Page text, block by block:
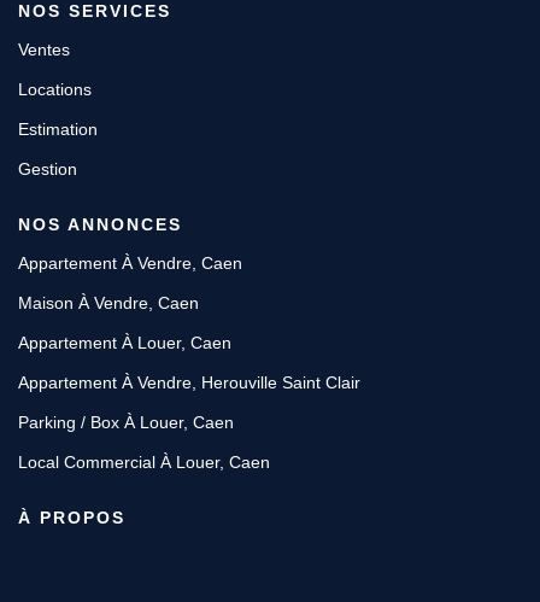
NOS SERVICES
Ventes
Locations
Estimation
Gestion
NOS ANNONCES
Appartement À Vendre, Caen
Maison À Vendre, Caen
Appartement À Louer, Caen
Appartement À Vendre, Herouville Saint Clair
Parking / Box À Louer, Caen
Local Commercial À Louer, Caen
À PROPOS